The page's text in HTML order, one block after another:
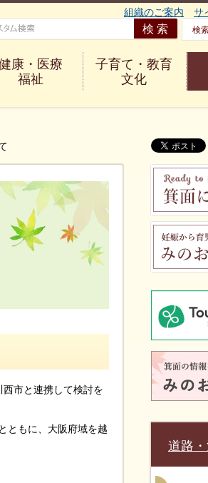
組織のご案内 サ
検
康・医療
福祉
子育て・教育
文化
市と連携して検討を
ともに、大阪府域を越
道路